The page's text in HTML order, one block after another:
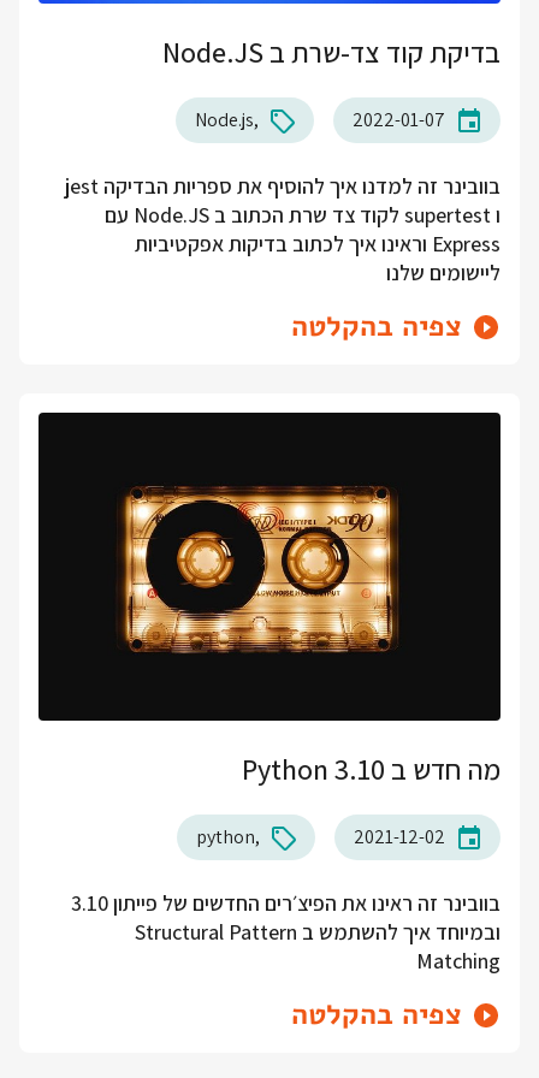
בדיקת קוד צד-שרת ב Node.JS
2022-01-07
Node.js
בוובינר זה למדנו איך להוסיף את ספריות הבדיקה jest
ו supertest לקוד צד שרת הכתוב ב Node.JS עם
Express וראינו איך לכתוב בדיקות אפקטיביות
ליישומים שלנו
צפיה בהקלטה
מה חדש ב Python 3.10
2021-12-02
python
בוובינר זה ראינו את הפיצ׳רים החדשים של פייתון 3.10
ובמיוחד איך להשתמש ב Structural Pattern
Matching
צפיה בהקלטה